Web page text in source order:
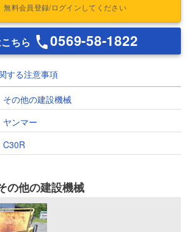
無料会員登録/ログインしてください
ちら 0569-58-1822
する注意事項
その他の建設機械
ヤンマー
C30R
の他の建設機械